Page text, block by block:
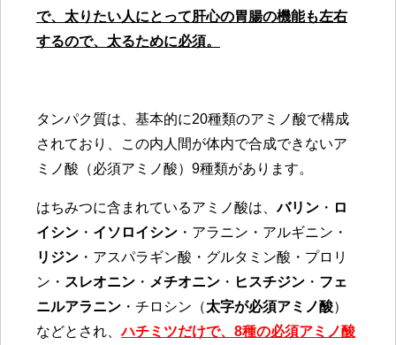
で、太りたい人にとって肝心の胃腸の機能も左右
するので、太るために必須。
タンパク質は、基本的に20種類のアミノ酸で構成
されており、この内人間が体内で合成できないア
ミノ酸（必須アミノ酸）9種類があります。
はちみつに含まれているアミノ酸は、バリン ・ ロ
イシン ・ イソロイシン ・アラニン・アルギニン・
リジン ・アスパラギン酸・グルタミン酸・プロリ
ン・ スレオニン ・ メチオニン ・ ヒスチジン ・ フェ
ニルアラニン ・チロシン（太字が必須アミノ酸）
などとされ、ハチミツだけで、8種の必須アミノ酸